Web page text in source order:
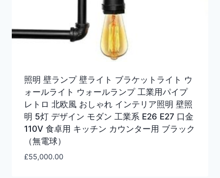
照明 壁ランプ 壁ライト ブラケットライト ウ
ォールライト ウォールランプ 工業用パイプ
レトロ 北欧風 おしゃれ インテリア照明 壁照
明 5灯 デザイン モダン 工業系 E26 E27 口金
110V 食卓用 キッチン カウンター用 ブラック
（無電球）
£55,000.00